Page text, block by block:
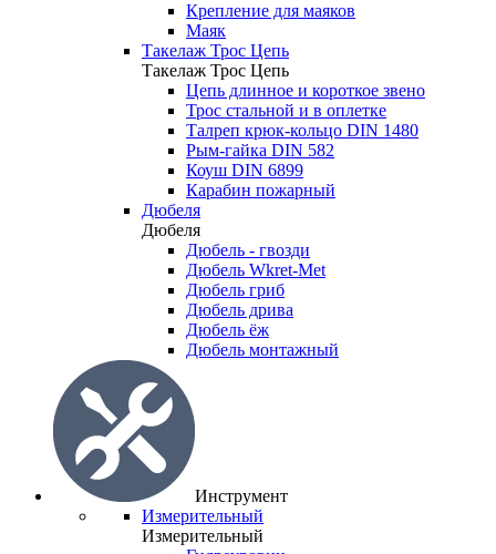
Крепление для маяков
Маяк
Такелаж Трос Цепь
Такелаж Трос Цепь
Цепь длинное и короткое звено
Трос стальной и в оплетке
Талреп крюк-кольцо DIN 1480
Рым-гайка DIN 582
Коуш DIN 6899
Карабин пожарный
Дюбеля
Дюбеля
Дюбель - гвозди
Дюбель Wkret-Met
Дюбель гриб
Дюбель дрива
Дюбель ёж
Дюбель монтажный
Инструмент
Измерительный
Измерительный